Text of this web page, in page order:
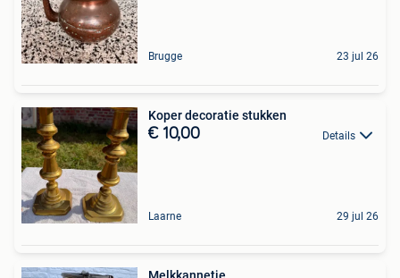
Brugge 23 jul 26
Koper decoratie stukken
€ 10,00 Details
Laarne 29 jul 26